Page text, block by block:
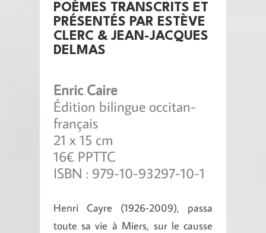
POÈMES TRANSCRITS ET
PRÉSENTÉS PAR ESTÈVE
CLERC & JEAN-JACQUES
DELMAS
Enric Caire
Édition bilingue occitan-
français
21 x 15 cm
16€ PPTTC
ISBN : 979-10-93297-10-1
Henri Cayre (1926-2009), passa
toute sa vie à Miers, sur le causse